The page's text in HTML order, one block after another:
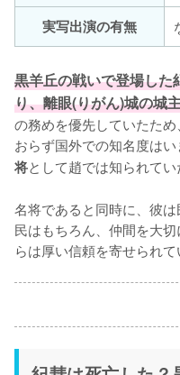
実写出演の有無
黒羊丘の戦いで登場した
り、離眼(りがん)城の城
の務めを優先していたた
おらず国外での知名度はい
将として趙では知られてい
名将であると同時に、彼は
民はもちろん、仲間を大
らは厚い信頼を寄せられて